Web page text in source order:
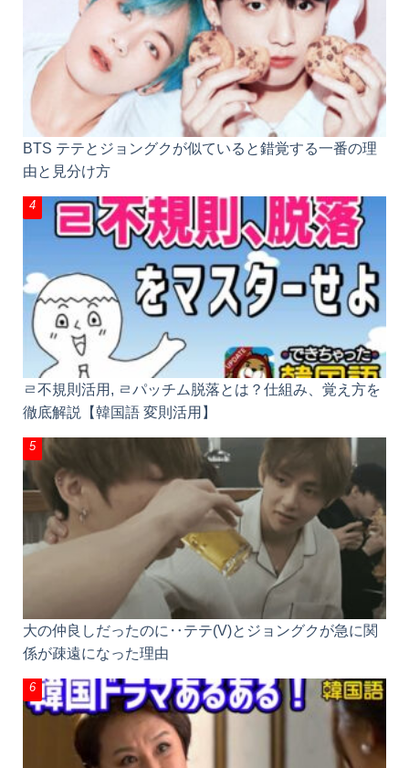
BTS テテとジョングクが似ていると錯覚する一番の
理由と見分け方
ㄹ不規則活用, ㄹパッチム脱落とは？仕組み、覚え方
を徹底解説【韓国語 変則活用】
大の仲良しだったのに‥テテ(V)とジョングクが急に
関係が疎遠になった理由
韓国ドラマで韓国語勉強！よく出るあるあるフレー